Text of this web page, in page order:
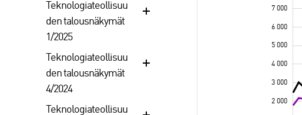
Teknologiateollisuu
den talousnäkymät
1/2025
Teknologiateollisuu
den talousnäkymät
4/2024
Teknologiateollisuu